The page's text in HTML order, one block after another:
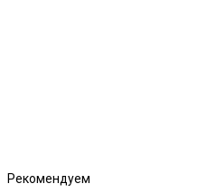
Рекомендуем